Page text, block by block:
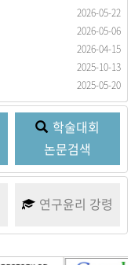
2026-05-22
2026-05-06
2026-04-15
2025-10-13
2025-05-20
2017-03-21
학술대회
논문검색
연구윤리 강령